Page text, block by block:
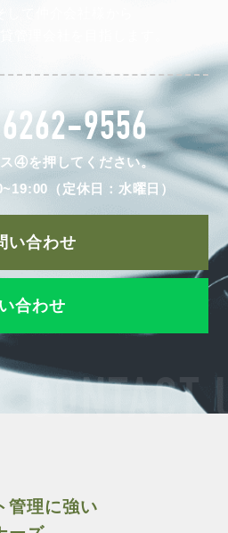
CONTACT
して仲介会社様から
管理会社を目指します。
9556
④を押してください。
（定休日：水曜日）
い合わせ
合わせ
管理に強い